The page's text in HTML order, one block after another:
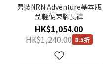
男裝NRN Adventure基本版
型輕便束腳長褲
HK$1,054.00
HK$1,240.00 8.5折